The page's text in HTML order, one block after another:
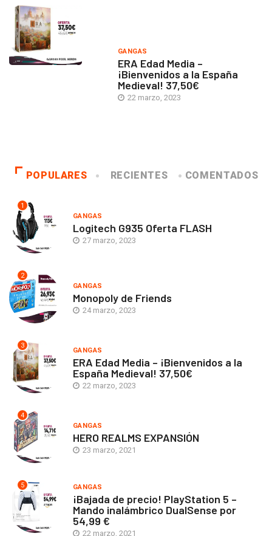
GANGAS
ERA Edad Media –
¡Bienvenidos a la España
Medieval! 37,50€
22 marzo, 2023
POPULARES RECIENTES COMENTADOS
1
GANGAS
Logitech G935 Oferta FLASH
27 marzo, 2023
2
GANGAS
Monopoly de Friends
24 marzo, 2023
3
GANGAS
ERA Edad Media – ¡Bienvenidos a la
España Medieval! 37,50€
22 marzo, 2023
4
GANGAS
HERO REALMS EXPANSIÓN
23 marzo, 2021
5 GANGAS
¡Bajada de precio! PlayStation 5 –
Mando inalámbrico DualSense por
54,99 €
22 marzo, 2021